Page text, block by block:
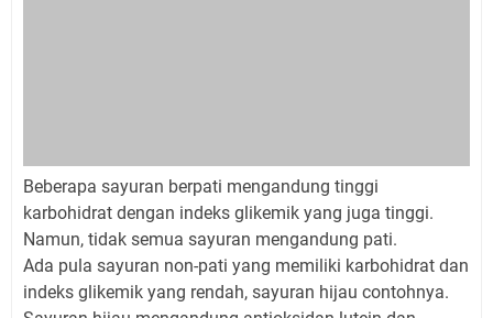
Beberapa sayuran berpati mengandung tinggi
karbohidrat dengan indeks glikemik yang juga tinggi.
Namun, tidak semua sayuran mengandung pati.
Ada pula sayuran non-pati yang memiliki karbohidrat dan
indeks glikemik yang rendah, sayuran hijau contohnya.